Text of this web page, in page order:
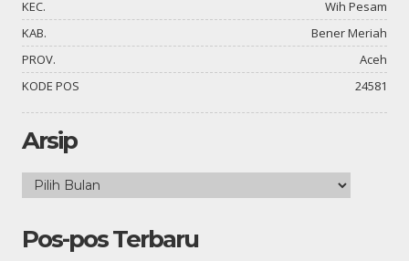
KEC.
Wih Pesam
KAB.
Bener Meriah
PROV.
Aceh
KODE POS
24581
Arsip
Arsip
Pos-pos Terbaru